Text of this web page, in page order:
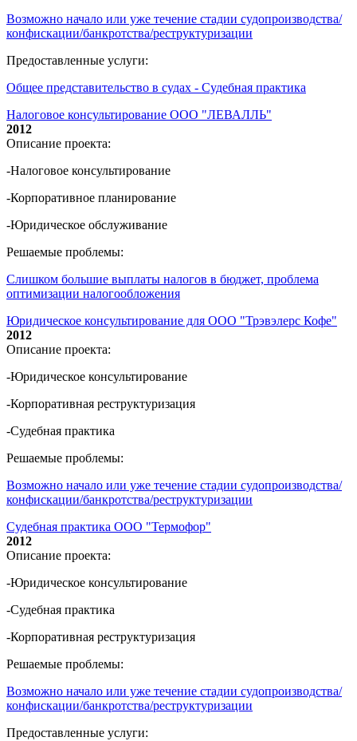
Возможно начало или уже течение стадии судопроизводства/
конфискации/банкротства/реструктуризации
Предоставленные услуги:
Общее представительство в судах - Судебная практика
Налоговое консультирование ООО "ЛЕВАЛЛЬ"
2012
Описание проекта:
-Налоговое консультирование
-Корпоративное планирование
-Юридическое обслуживание
Решаемые проблемы:
Слишком большие выплаты налогов в бюджет, проблема
оптимизации налогообложения
Юридическое консультирование для ООО "Трэвэлерс Кофе"
2012
Описание проекта:
-Юридическое консультирование
-Корпоративная реструктуризация
-Судебная практика
Решаемые проблемы:
Возможно начало или уже течение стадии судопроизводства/
конфискации/банкротства/реструктуризации
Судебная практика ООО "Термофор"
2012
Описание проекта:
-Юридическое консультирование
-Судебная практика
-Корпоративная реструктуризация
Решаемые проблемы:
Возможно начало или уже течение стадии судопроизводства/
конфискации/банкротства/реструктуризации
Предоставленные услуги: